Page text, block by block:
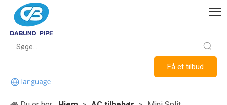
Få et tilbud